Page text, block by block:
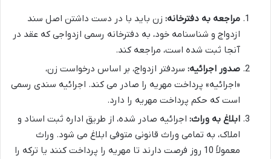
مراجعه به دفترخانه: زن باید با در دست داشتن اصل سند
ازدواج و شناسنامه خود، به دفترخانه رسمی ازدواجی که عقد در
آنجا ثبت شده است، مراجعه کند.
صدور اجرائیه: سردفتر ازدواج، بر اساس درخواست زن،
«اجرائیه» پرداخت مهریه را صادر می کند. اجرائیه سندی رسمی
است که حکم پرداخت مهریه را دارد.
ابلاغ به وراث: اجرائیه صادر شده، از طریق اداره ثبت اسناد و
املاک، به تمامی وراث قانونی متوفی ابلاغ می شود. وراث
معمولاً 10 روز فرصت دارند تا مهریه را پرداخت کنند یا ترکه را